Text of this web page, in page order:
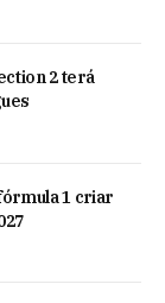
2 terá
1 criar